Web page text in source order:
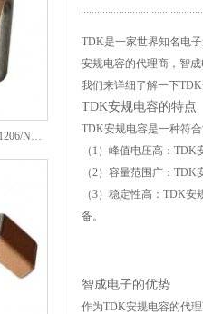
JOHANOSN高压贴片电容1206/NPO/1000V/220PF/J档封装
TDK是一家世界知名电
安规电容的代理商，智
我们来详细了解一下
TDK安规电容的特点
TDK安规电容是一种符
（1）峰值电压高：
（2）容量范围广：TDK
（3）稳定性高：TDK
备。
智成电子的优势
作为TDK安规电容的代